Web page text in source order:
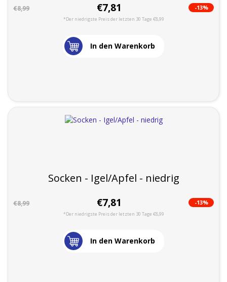
€8,99 €7,81 -13%
*Der niedrigste Preis der letzten 30 Tage €8,99
In den Warenkorb
Socken - Igel/Apfel - niedrig
€8,99 €7,81 -13%
*Der niedrigste Preis der letzten 30 Tage €8,99
In den Warenkorb